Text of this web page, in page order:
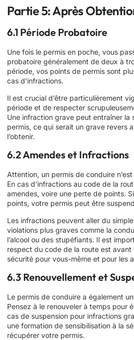
Partie 5: Après
6.1 Période Probatoire
Une fois le permis en poche, vous
probatoire généralement de deux à
période, vos points de permis sont
cas d’infractions.
Il est crucial d’être particulièrement
période et de respecter
Une infraction grave peut entraîner la
permis, ce qui serait un grave revers
l’obtenir.
6.2 Amendes et Infractions
Attention, un permis de conduire
En cas d’infractions au code de la
amendes, voire une perte de points.
points, votre permis peut être
Les infractions peuvent aller du
violations plus graves comme la
l’alcool ou des stupéfiants. Il est
respect du code de la route est
sécurité pour vous-même et pour les
6.3 Renouvellement et
Le permis de conduire a également
Pensez à le renouveler à temps pour
cas de suspension pour infractions
une formation de sensibilisation à la
récupérer votre permis.